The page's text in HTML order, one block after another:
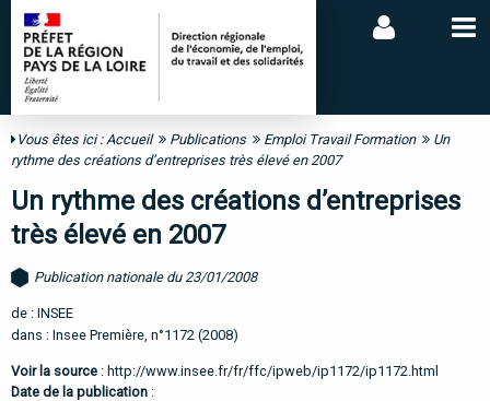
Vous êtes ici :Accueil Publications Emploi Travail Formation
Un
rythme des créations d’entreprises très élevé en 2007
Un rythme des créations d’entreprises
très élevé en 2007
Publication nationale du 23/01/2008
de : INSEE
dans : Insee Première, n°1172 (2008)
Voir la source : http://www.insee.fr/fr/ffc/ipweb/ip1172/ip1172.html
Date de la publication :